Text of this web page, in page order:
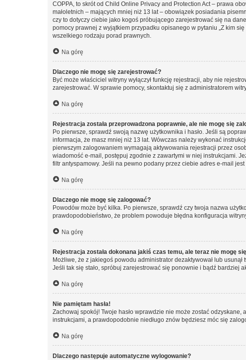
COPPA, to skrót od Child Online Privacy and Protection Act – prawa
małoletnich – mających mniej niż 13 lat – obowiązek posiadania
czy to dotyczy ciebie jako kogoś próbującego zarejestrować się na
pomocy prawnej z wyjątkiem przypadku opisanego w pytaniu „Z kim
wszelkiego rodzaju porad prawnych.
Na górę
Dlaczego nie mogę się zarejestrować?
Być może właściciel witryny wyłączył funkcję rejestracji, aby nie
zarejestrować. W sprawie pomocy, skontaktuj się z administratorem
Na górę
Rejestracja została przeprowadzona poprawnie, ale nie mogę się
Po pierwsze, sprawdź swoją nazwę użytkownika i hasło. Jeśli są
informacja, że masz mniej niż 13 lat. Wówczas należy wykonać
pierwszym zalogowaniem wymagają aktywowania rejestracji przez
wiadomość e-mail, postępuj zgodnie z zawartymi w niej instrukcjami.
filtr antyspamowy. Jeśli na pewno podany przez ciebie adres e-mail
Na górę
Dlaczego nie mogę się zalogować?
Powodów może być kilka. Po pierwsze, sprawdź czy twoja nazwa
prawdopodobieństwo, że problem powoduje błędna konfiguracja
Na górę
Rejestracja została dokonana jakiś czas temu, ale teraz nie mogę
Możliwe, że z jakiegoś powodu administrator dezaktywował lub
Jeśli tak się stało, spróbuj zarejestrować się ponownie i bądź bardziej
Na górę
Nie pamiętam hasła!
Zachowaj spokój! Twoje hasło wprawdzie nie może zostać
instrukcjami, a prawdopodobnie niedługo znów będziesz móc się
Na górę
Dlaczego następuje automatyczne wylogowanie?